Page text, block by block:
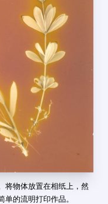
将物体放置在相纸上，然
的流明打印作品。